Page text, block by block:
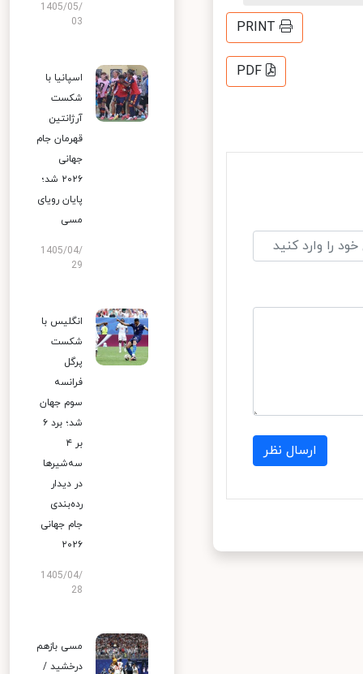
PRINT
PDF
ارسال نظر
1405/05/
03
اسپانیا با
شکست
آرژانتین
قهرمان جام
جهانی
۲۰۲۶ شد؛
پایان رویای
مسی
1405/04/
29
انگلیس با
شکست
پرگل
فرانسه
سوم جهان
شد؛ برد ۶
بر ۴
سه‌شیرها
در دیدار
رده‌بندی
جام جهانی
۲۰۲۶
1405/04/
28
مسی بازهم
درخشید /